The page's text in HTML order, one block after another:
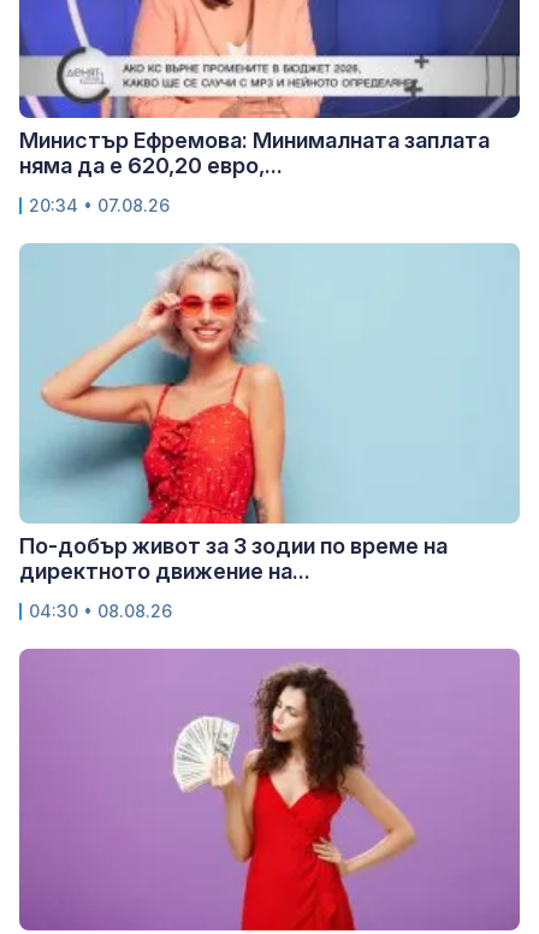
Министър Ефремова: Минималната заплата
няма да е 620,20 евро,...
20:34 • 07.08.26
По-добър живот за 3 зодии по време на
директното движение на...
04:30 • 08.08.26